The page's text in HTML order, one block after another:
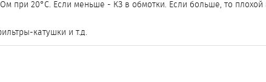
при 20°С. Если меньше - КЗ в обмотки. Если больше, то плохой
катушки и т.д.